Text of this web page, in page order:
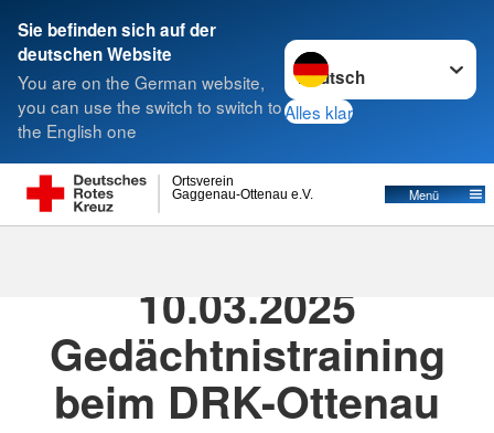
Sie befinden sich auf der
deutschen Website
You are on the German website,
you can use the switch to switch to
the English one
Sprache wechseln zu
Alles klar
Gaggenau-Ottenau e.V.
Ortsverein
Menü
Suche
10.03.2025
Gedächtnistraining
beim DRK-Ottenau